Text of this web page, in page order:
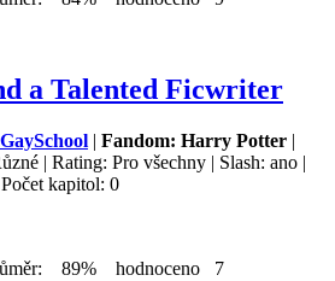
a Talented Ficwriter
| Fandom: Harry Potter |
| Rating: Pro všechny | Slash: ano |
kapitol: 0
89% hodnoceno 7